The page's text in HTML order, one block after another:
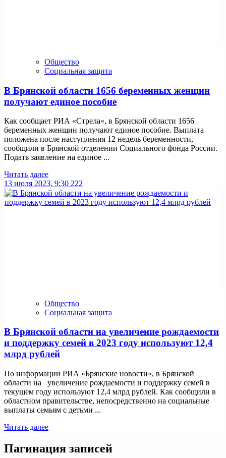
Общество
Социальная защита
В Брянской области 1656 беременных женщин
получают единое пособие
Как сообщает РИА «Стрела«, в Брянской области 1656
беременных женщин получают единое пособие. Выплата
положена после наступления 12 недель беременности,
сообщили в Брянской отделении Социального фонда России.
Подать заявление на единое ...
Читать далее
13 июля 2023, 9:30 222
Общество
Социальная защита
В Брянской области на увеличение рождаемости
и поддержку семей в 2023 году используют 12,4
млрд рублей
По информации РИА «Брянские новости«, в Брянской
области на увеличение рождаемости и поддержку семей в
текущем году используют 12,4 млрд рублей. Как сообщили в
областном правительстве, непосредственно на социальные
выплаты семьям с детьми ...
Читать далее
Пагинация записей